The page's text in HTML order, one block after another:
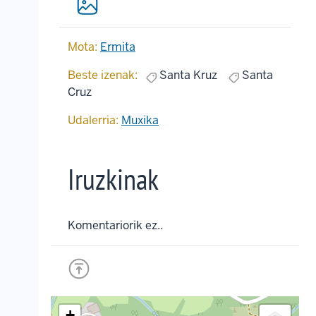
Mota: Ermita
Beste izenak:
Santa Kruz
Santa
Cruz
Udalerria: Muxika
Iruzkinak
Komentariorik ez..